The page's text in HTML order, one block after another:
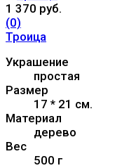
1 370 руб.
(0)
Троица
Украшение
простая
Размер
17 * 21 см.
Материал
дерево
Вес
500 г